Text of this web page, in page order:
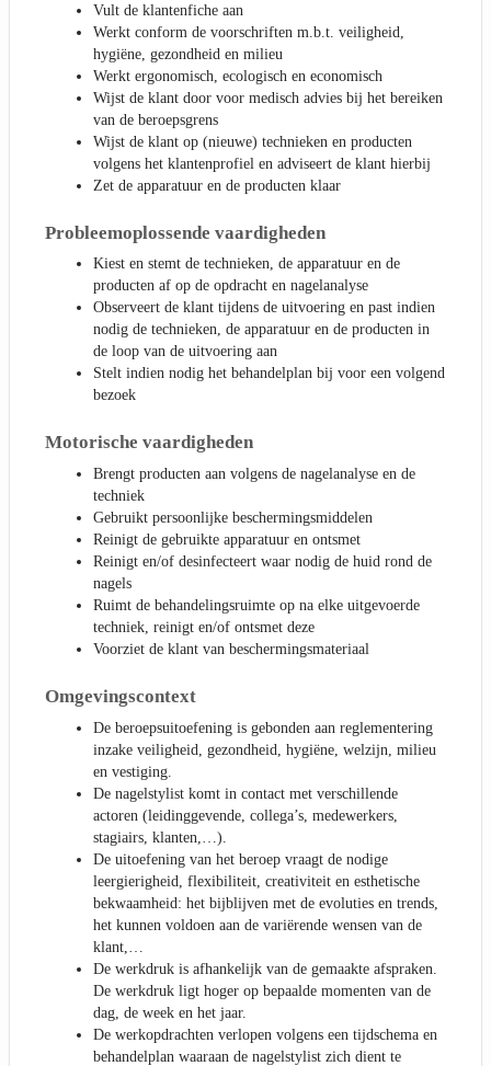
Vult de klantenfiche aan
Werkt conform de voorschriften m.b.t. veiligheid,
hygiëne, gezondheid en milieu
Werkt ergonomisch, ecologisch en economisch
Wijst de klant door voor medisch advies bij het bereiken
van de beroepsgrens
Wijst de klant op (nieuwe) technieken en producten
volgens het klantenprofiel en adviseert de klant hierbij
Zet de apparatuur en de producten klaar
Probleemoplossende vaardigheden
Kiest en stemt de technieken, de apparatuur en de
producten af op de opdracht en nagelanalyse
Observeert de klant tijdens de uitvoering en past indien
nodig de technieken, de apparatuur en de producten in
de loop van de uitvoering aan
Stelt indien nodig het behandelplan bij voor een volgend
bezoek
Motorische vaardigheden
Brengt producten aan volgens de nagelanalyse en de
techniek
Gebruikt persoonlijke beschermingsmiddelen
Reinigt de gebruikte apparatuur en ontsmet
Reinigt en/of desinfecteert waar nodig de huid rond de
nagels
Ruimt de behandelingsruimte op na elke uitgevoerde
techniek, reinigt en/of ontsmet deze
Voorziet de klant van beschermingsmateriaal
Omgevingscontext
De beroepsuitoefening is gebonden aan reglementering
inzake veiligheid, gezondheid, hygiëne, welzijn, milieu
en vestiging.
De nagelstylist komt in contact met verschillende
actoren (leidinggevende, collega’s, medewerkers,
stagiairs, klanten,…).
De uitoefening van het beroep vraagt de nodige
leergierigheid, flexibiliteit, creativiteit en esthetische
bekwaamheid: het bijblijven met de evoluties en trends,
het kunnen voldoen aan de variërende wensen van de
klant,…
De werkdruk is afhankelijk van de gemaakte afspraken.
De werkdruk ligt hoger op bepaalde momenten van de
dag, de week en het jaar.
De werkopdrachten verlopen volgens een tijdschema en
behandelplan waaraan de nagelstylist zich dient te